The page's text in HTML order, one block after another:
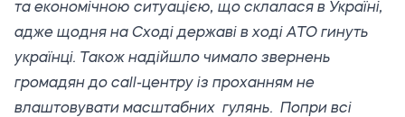
та економічною ситуацією, що склалася в Україні,
адже щодня на Сході державі в ході АТО гинуть
українці. Також надійшло чимало звернень
громадян до call-центру із проханням не
влаштовувати масштабних гулянь. Попри всі